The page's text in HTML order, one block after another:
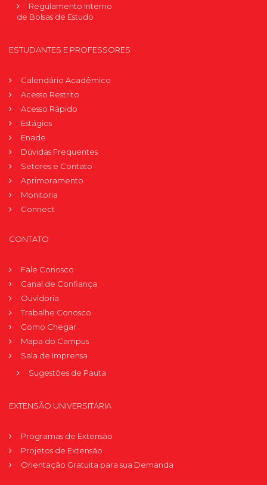
Regulamento Interno
de Bolsas de Estudo
ESTUDANTES E PROFESSORES
Calendário Acadêmico
Acesso Restrito
Acesso Rápido
Estágios
Enade
Dúvidas Frequentes
Setores e Contato
Aprimoramento
Monitoria
Connect
CONTATO
Fale Conosco
Canal de Confiança
Ouvidoria
Trabalhe Conosco
Como Chegar
Mapa do Campus
Sala de Imprensa
Sugestões de Pauta
EXTENSÃO UNIVERSITÁRIA
Programas de Extensão
Projetos de Extensão
Orientação Gratuita para sua Demanda